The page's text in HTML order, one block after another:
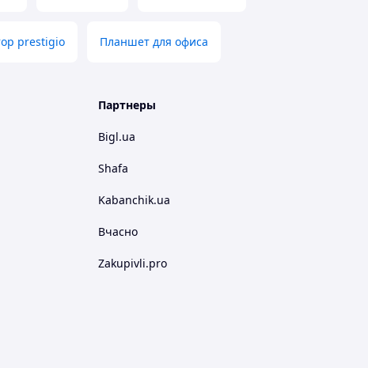
prestigio Планшет для офиса
Партнеры
Bigl.ua
Shafa
Kabanchik.ua
Вчасно
Zakupivli.pro